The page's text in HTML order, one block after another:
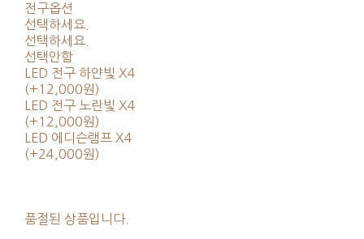
전구옵션
선택하세요.
선택하세요.
선택안함
LED 전구 하얀빛 X4
(+12,000원)
LED 전구 노란빛 X4
(+12,000원)
LED 에디슨램프 X4
(+24,000원)
품절된 상품입니다.